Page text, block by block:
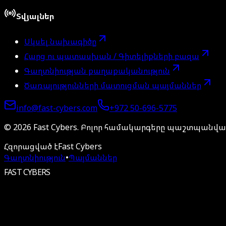
Տվյալներ
Սկսել նախագիծը
Հարց ու պատասխան / Գիտելիքների բազա
Գաղտնիության քաղաքականություն
Ծառայությունների մատուցման պայմաններ
info@fast-cybers.com
+972 50-696-5775
© 2026 Fast Cybers. Բոլոր համակարգերը
Հզորացված էFast Cybers
Գաղտնիություն•Պայմաններ
FAST CYBERS